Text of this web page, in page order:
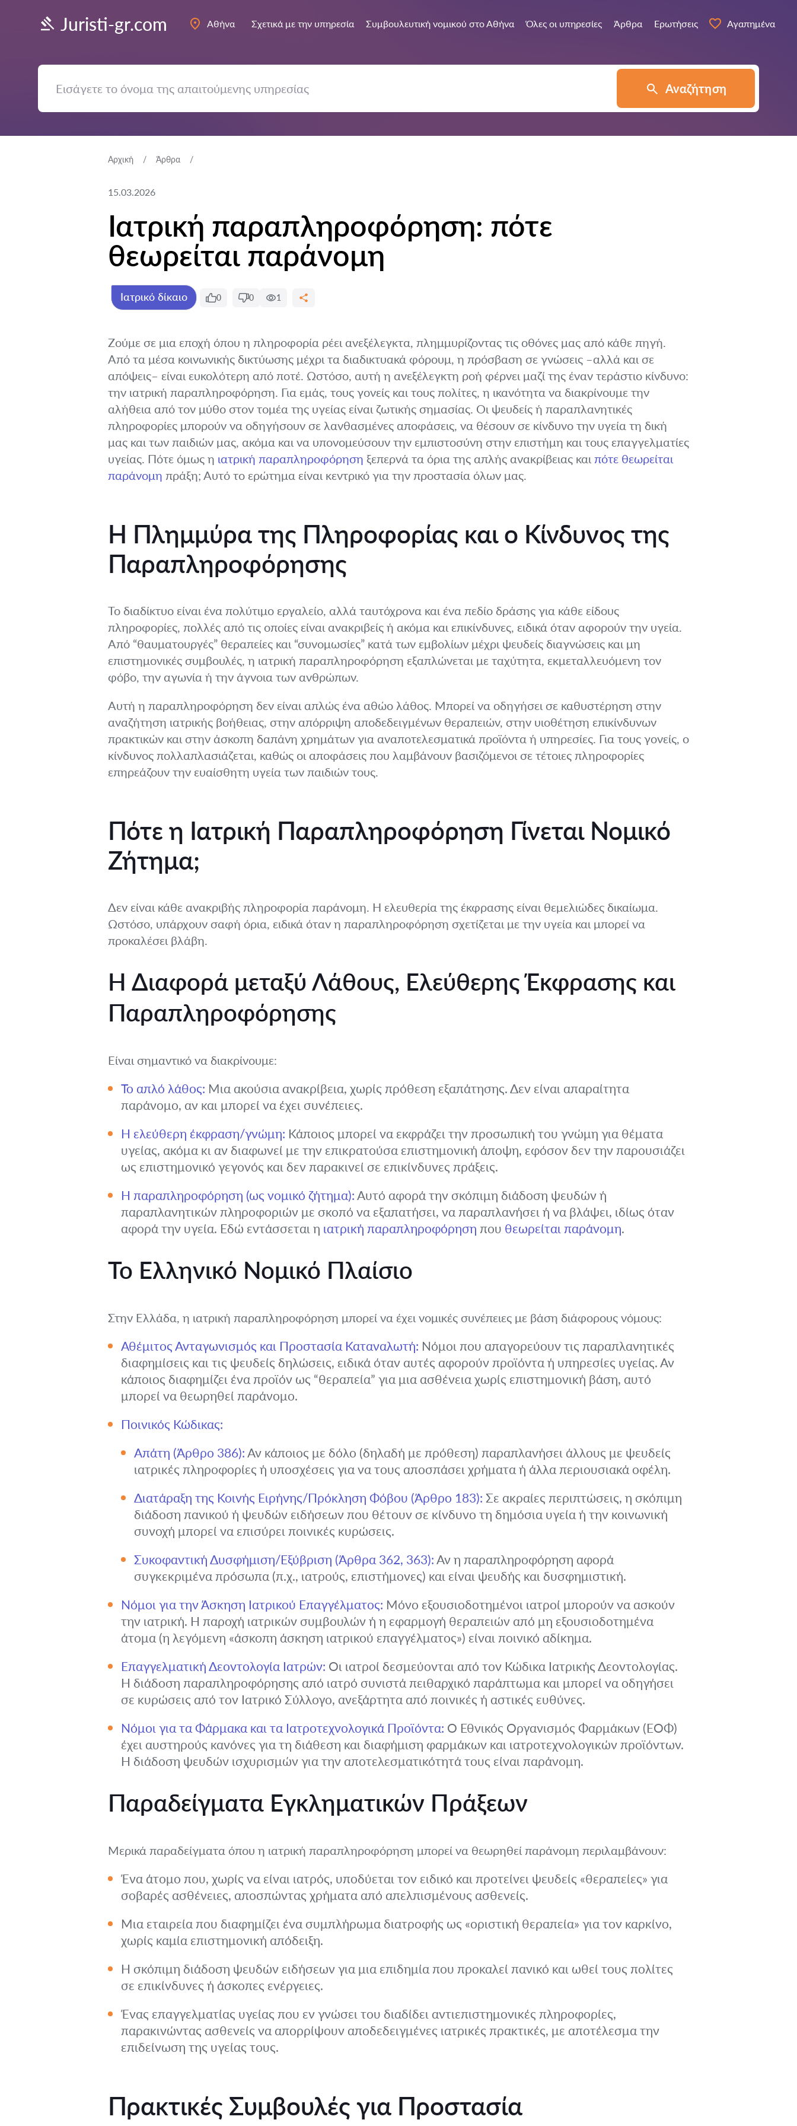
Juristi-gr.com Αθήνα Σχετικά με την υπηρεσία Συμβουλευτική νομικού στο Αθήνα Όλες οι υπηρεσίες Άρθρα Ερωτήσεις Αγαπημένα
Αναζήτηση
Αρχική Άρθρα
15.03.2026
Ιατρική παραπληροφόρηση: πότε
θεωρείται παράνομη
Ιατρικό δίκαιο 0 0 1
Ζούμε σε μια εποχή όπου η πληροφορία ρέει ανεξέλεγκτα, πλημμυρίζοντας τις οθόνες μας από κάθε πηγή.
Από τα μέσα κοινωνικής δικτύωσης μέχρι τα διαδικτυακά φόρουμ, η πρόσβαση σε γνώσεις –αλλά και σε
απόψεις– είναι ευκολότερη από ποτέ. Ωστόσο, αυτή η ανεξέλεγκτη ροή φέρνει μαζί της έναν τεράστιο κίνδυνο:
την ιατρική παραπληροφόρηση. Για εμάς, τους γονείς και τους πολίτες, η ικανότητα να διακρίνουμε την
αλήθεια από τον μύθο στον τομέα της υγείας είναι ζωτικής σημασίας. Οι ψευδείς ή παραπλανητικές
πληροφορίες μπορούν να οδηγήσουν σε λανθασμένες αποφάσεις, να θέσουν σε κίνδυνο την υγεία τη δική
μας και των παιδιών μας, ακόμα και να υπονομεύσουν την εμπιστοσύνη στην επιστήμη και τους επαγγελματίες
υγείας. Πότε όμως η ιατρική παραπληροφόρηση ξεπερνά τα όρια της απλής ανακρίβειας και πότε θεωρείται
παράνομη πράξη; Αυτό το ερώτημα είναι κεντρικό για την προστασία όλων μας.
Η Πλημμύρα της Πληροφορίας και ο Κίνδυνος της
Παραπληροφόρησης
Το διαδίκτυο είναι ένα πολύτιμο εργαλείο, αλλά ταυτόχρονα και ένα πεδίο δράσης για κάθε είδους
πληροφορίες, πολλές από τις οποίες είναι ανακριβείς ή ακόμα και επικίνδυνες, ειδικά όταν αφορούν την υγεία.
Από “θαυματουργές” θεραπείες και “συνομωσίες” κατά των εμβολίων μέχρι ψευδείς διαγνώσεις και μη
επιστημονικές συμβουλές, η ιατρική παραπληροφόρηση εξαπλώνεται με ταχύτητα, εκμεταλλευόμενη τον
φόβο, την αγωνία ή την άγνοια των ανθρώπων.
Αυτή η παραπληροφόρηση δεν είναι απλώς ένα αθώο λάθος. Μπορεί να οδηγήσει σε καθυστέρηση στην
αναζήτηση ιατρικής βοήθειας, στην απόρριψη αποδεδειγμένων θεραπειών, στην υιοθέτηση επικίνδυνων
πρακτικών και στην άσκοπη δαπάνη χρημάτων για αναποτελεσματικά προϊόντα ή υπηρεσίες. Για τους γονείς, ο
κίνδυνος πολλαπλασιάζεται, καθώς οι αποφάσεις που λαμβάνουν βασιζόμενοι σε τέτοιες πληροφορίες
επηρεάζουν την ευαίσθητη υγεία των παιδιών τους.
Πότε η Ιατρική Παραπληροφόρηση Γίνεται Νομικό
Ζήτημα;
Δεν είναι κάθε ανακριβής πληροφορία παράνομη. Η ελευθερία της έκφρασης είναι θεμελιώδες δικαίωμα.
Ωστόσο, υπάρχουν σαφή όρια, ειδικά όταν η παραπληροφόρηση σχετίζεται με την υγεία και μπορεί να
προκαλέσει βλάβη.
Η Διαφορά μεταξύ Λάθους, Ελεύθερης Έκφρασης και
Παραπληροφόρησης
Είναι σημαντικό να διακρίνουμε:
Το απλό λάθος: Μια ακούσια ανακρίβεια, χωρίς πρόθεση εξαπάτησης. Δεν είναι απαραίτητα
παράνομο, αν και μπορεί να έχει συνέπειες.
Η ελεύθερη έκφραση/γνώμη: Κάποιος μπορεί να εκφράζει την προσωπική του γνώμη για θέματα
υγείας, ακόμα κι αν διαφωνεί με την επικρατούσα επιστημονική άποψη, εφόσον δεν την παρουσιάζει
ως επιστημονικό γεγονός και δεν παρακινεί σε επικίνδυνες πράξεις.
Η παραπληροφόρηση (ως νομικό ζήτημα): Αυτό αφορά την σκόπιμη διάδοση ψευδών ή
παραπλανητικών πληροφοριών με σκοπό να εξαπατήσει, να παραπλανήσει ή να βλάψει, ιδίως όταν
αφορά την υγεία. Εδώ εντάσσεται η ιατρική παραπληροφόρηση που θεωρείται παράνομη.
Το Ελληνικό Νομικό Πλαίσιο
Στην Ελλάδα, η ιατρική παραπληροφόρηση μπορεί να έχει νομικές συνέπειες με βάση διάφορους νόμους:
Αθέμιτος Ανταγωνισμός και Προστασία Καταναλωτή: Νόμοι που απαγορεύουν τις παραπλανητικές
διαφημίσεις και τις ψευδείς δηλώσεις, ειδικά όταν αυτές αφορούν προϊόντα ή υπηρεσίες υγείας. Αν
κάποιος διαφημίζει ένα προϊόν ως “θεραπεία” για μια ασθένεια χωρίς επιστημονική βάση, αυτό
μπορεί να θεωρηθεί παράνομο.
Ποινικός Κώδικας:
Απάτη (Άρθρο 386): Αν κάποιος με δόλο (δηλαδή με πρόθεση) παραπλανήσει άλλους με ψευδείς
ιατρικές πληροφορίες ή υποσχέσεις για να τους αποσπάσει χρήματα ή άλλα περιουσιακά οφέλη.
Διατάραξη της Κοινής Ειρήνης/Πρόκληση Φόβου (Άρθρο 183): Σε ακραίες περιπτώσεις, η σκόπιμη
διάδοση πανικού ή ψευδών ειδήσεων που θέτουν σε κίνδυνο τη δημόσια υγεία ή την κοινωνική
συνοχή μπορεί να επισύρει ποινικές κυρώσεις.
Συκοφαντική Δυσφήμιση/Εξύβριση (Άρθρα 362, 363): Αν η παραπληροφόρηση αφορά
συγκεκριμένα πρόσωπα (π.χ., ιατρούς, επιστήμονες) και είναι ψευδής και δυσφημιστική.
Νόμοι για την Άσκηση Ιατρικού Επαγγέλματος: Μόνο εξουσιοδοτημένοι ιατροί μπορούν να ασκούν
την ιατρική. Η παροχή ιατρικών συμβουλών ή η εφαρμογή θεραπειών από μη εξουσιοδοτημένα
άτομα (η λεγόμενη «άσκοπη άσκηση ιατρικού επαγγέλματος») είναι ποινικό αδίκημα.
Επαγγελματική Δεοντολογία Ιατρών: Οι ιατροί δεσμεύονται από τον Κώδικα Ιατρικής Δεοντολογίας.
Η διάδοση παραπληροφόρησης από ιατρό συνιστά πειθαρχικό παράπτωμα και μπορεί να οδηγήσει
σε κυρώσεις από τον Ιατρικό Σύλλογο, ανεξάρτητα από ποινικές ή αστικές ευθύνες.
Νόμοι για τα Φάρμακα και τα Ιατροτεχνολογικά Προϊόντα: Ο Εθνικός Οργανισμός Φαρμάκων (ΕΟΦ)
έχει αυστηρούς κανόνες για τη διάθεση και διαφήμιση φαρμάκων και ιατροτεχνολογικών προϊόντων.
Η διάδοση ψευδών ισχυρισμών για την αποτελεσματικότητά τους είναι παράνομη.
Παραδείγματα Εγκληματικών Πράξεων
Μερικά παραδείγματα όπου η ιατρική παραπληροφόρηση μπορεί να θεωρηθεί παράνομη περιλαμβάνουν:
Ένα άτομο που, χωρίς να είναι ιατρός, υποδύεται τον ειδικό και προτείνει ψευδείς «θεραπείες» για
σοβαρές ασθένειες, αποσπώντας χρήματα από απελπισμένους ασθενείς.
Μια εταιρεία που διαφημίζει ένα συμπλήρωμα διατροφής ως «οριστική θεραπεία» για τον καρκίνο,
χωρίς καμία επιστημονική απόδειξη.
Η σκόπιμη διάδοση ψευδών ειδήσεων για μια επιδημία που προκαλεί πανικό και ωθεί τους πολίτες
σε επικίνδυνες ή άσκοπες ενέργειες.
Ένας επαγγελματίας υγείας που εν γνώσει του διαδίδει αντιεπιστημονικές πληροφορίες,
παρακινώντας ασθενείς να απορρίψουν αποδεδειγμένες ιατρικές πρακτικές, με αποτέλεσμα την
επιδείνωση της υγείας τους.
Πρακτικές Συμβουλές για Προστασία